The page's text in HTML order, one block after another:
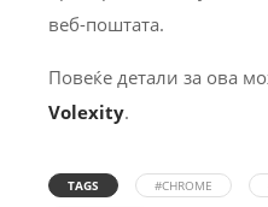
веб-поштата.
Повеќе детали за ова
Volexity.
TAGS #CHROME